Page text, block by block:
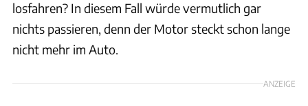
losfahren? In diesem Fall würde vermutlich gar
nichts passieren, denn der Motor steckt schon lange
nicht mehr im Auto.
ANZEIGE